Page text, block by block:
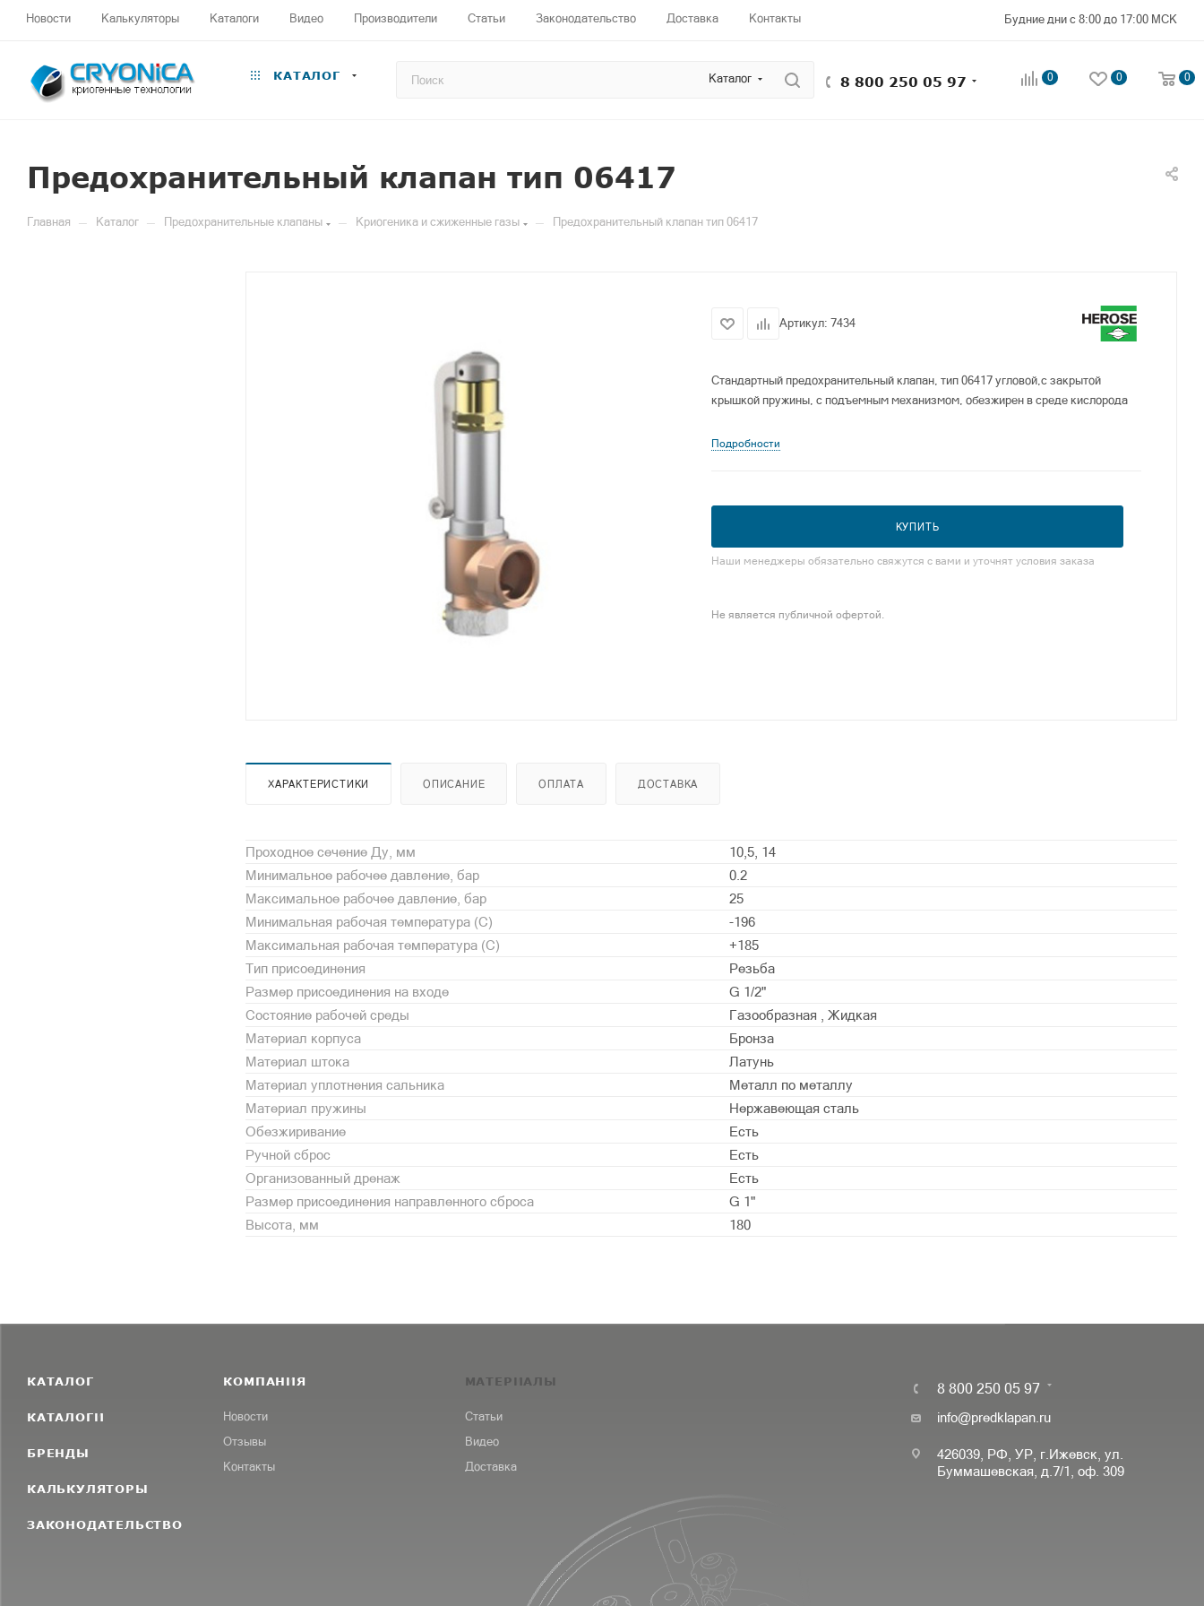
Новости Калькуляторы Каталоги Видео Производители Статьи Законодательство Доставка Контакты Будние дни с 8:00 до 17:00 МСК
КАТАЛОГ Каталог 8 800 250 05 97 0 0 0
Предохранительный клапан тип 06417
Главная — Каталог — Предохранительные клапаны — Криогеника и сжиженные газы — Предохранительный клапан тип 06417
Артикул: 7434
Стандартный предохранительный клапан, тип 06417 угловой,с закрытой
крышкой пружины, с подъемным механизмом, обезжирен в среде кислорода
Подробности
КУПИТЬ
Наши менеджеры обязательно свяжутся с вами и уточнят условия заказа
Не является публичной офертой.
ХАРАКТЕРИСТИКИ ОПИСАНИЕ ОПЛАТА ДОСТАВКА
Проходное сечение Ду, мм
10,5, 14
Минимальное рабочее давление, бар
0.2
Максимальное рабочее давление, бар
25
Минимальная рабочая температура (С)
-196
Максимальная рабочая температура (С)
+185
Тип присоединения
Резьба
Размер присоединения на входе
G 1/2"
Состояние рабочей среды
Газообразная , Жидкая
Материал корпуса
Бронза
Материал штока
Латунь
Материал уплотнения сальника
Металл по металлу
Материал пружины
Нержавеющая сталь
Обезжиривание
Есть
Ручной сброс
Есть
Организованный дренаж
Есть
Размер присоединения направленного сброса
G 1"
Высота, мм
180
КАТАЛОГ
КАТАЛОГИ
БРЕНДЫ
КАЛЬКУЛЯТОРЫ
ЗАКОНОДАТЕЛЬСТВО
КОМПАНИЯ
Новости
Отзывы
Контакты
МАТЕРИАЛЫ
Статьи
Видео
Доставка
8 800 250 05 97
info@predklapan.ru
426039, РФ, УР, г.Ижевск, ул.
Буммашевская, д.7/1, оф. 309